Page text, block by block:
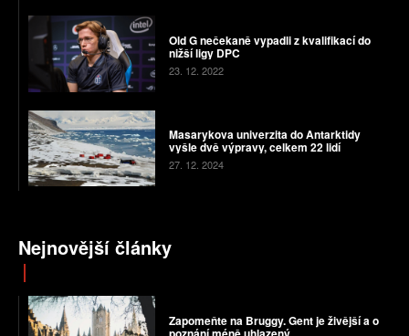
Old G nečekaně vypadli z kvalifikací do
nižší ligy DPC
23. 12. 2022
Masarykova univerzita do Antarktidy
vyšle dvě výpravy, celkem 22 lidí
27. 12. 2024
Nejnovější články
Zapomeňte na Bruggy. Gent je živější a o